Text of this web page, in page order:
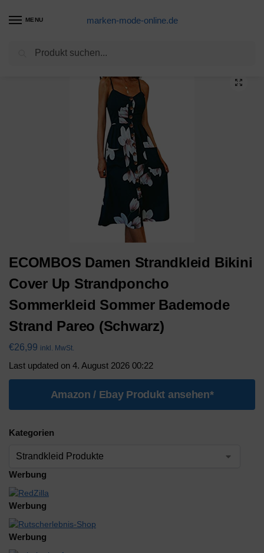
MENU marken-mode-online.de
Strandkleid Produkte
ECOMBOS Damen Strandkleid Bikini
Cover Up Strandponcho
Sommerkleid Sommer Bademode
Strand Pareo (Schwarz)
€26,99 inkl. MwSt.
Last updated on 4. August 2026 00:22
Amazon / Ebay Produkt ansehen*
Kategorien
Werbung
Werbung
Werbung